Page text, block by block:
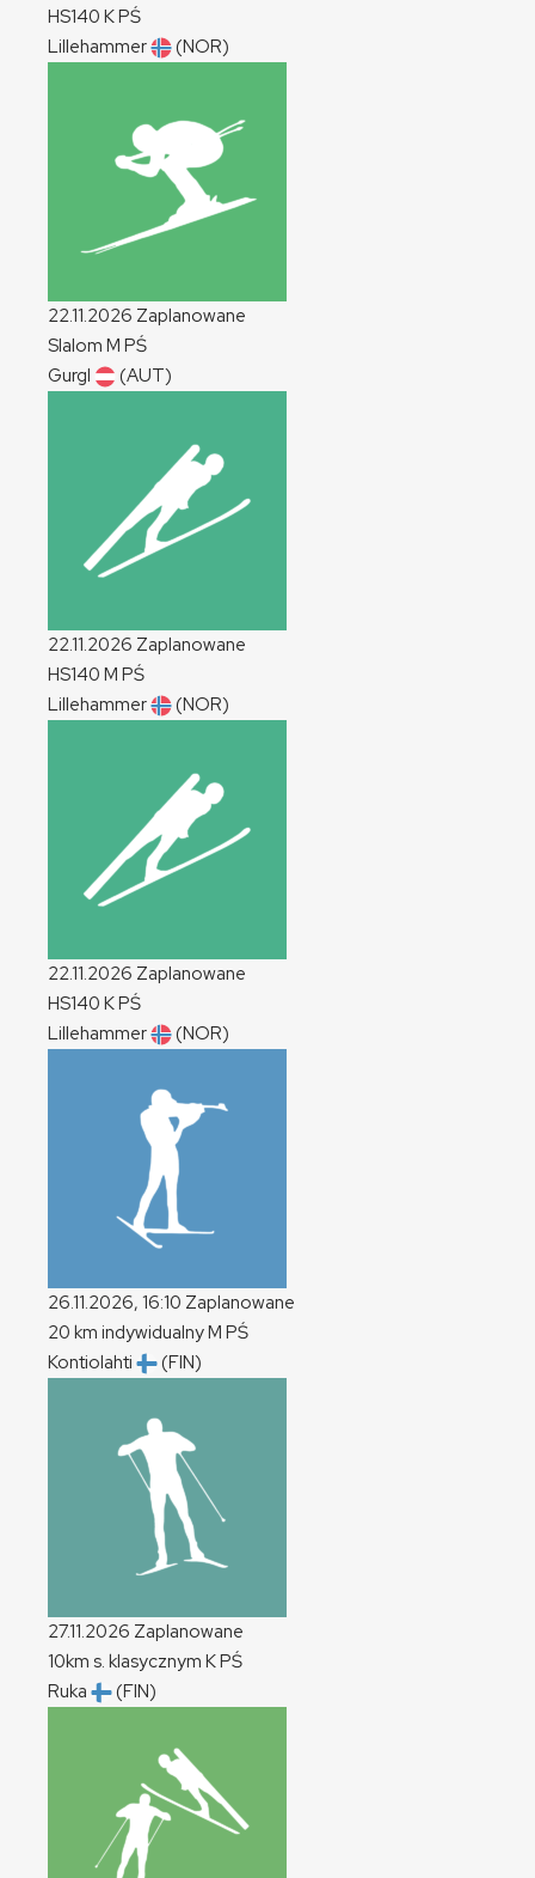
HS140 KPŚ
Lillehammer
(NOR)
22.11.2026 Zaplanowane
Slalom M PŚ
Gurgl
(AUT)
22.11.2026 Zaplanowane
HS140 M PŚ
Lillehammer
(NOR)
22.11.2026 Zaplanowane
HS140 KPŚ
Lillehammer
(NOR)
26.11.2026, 16:10 Zaplanowane
20 km indywidualnyM PŚ
Kontiolahti
(FIN)
27.11.2026 Zaplanowane
10km s. klasycznym KPŚ
Ruka
(FIN)